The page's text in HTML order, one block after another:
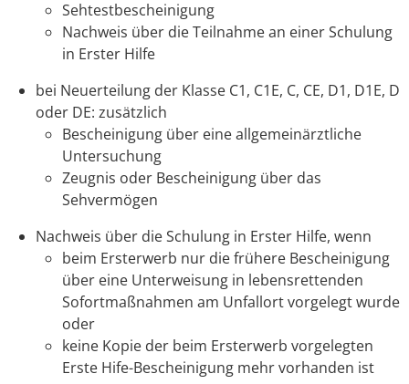
Sehtestbescheinigung
Nachweis über die Teilnahme an einer Schulung
in Erster Hilfe
bei Neuerteilung der Klasse C1, C1E, C, CE, D1, D1E, D
oder DE: zusätzlich
Bescheinigung über eine allgemeinärztliche
Untersuchung
Zeugnis oder Bescheinigung über das
Sehvermögen
Nachweis über die Schulung in Erster Hilfe, wenn
beim Ersterwerb nur die frühere Bescheinigung
über eine Unterweisung in lebensrettenden
Sofortmaßnahmen am Unfallort vorgelegt wurde
oder
keine Kopie der beim Ersterwerb vorgelegten
Erste Hife-Bescheinigung mehr vorhanden ist